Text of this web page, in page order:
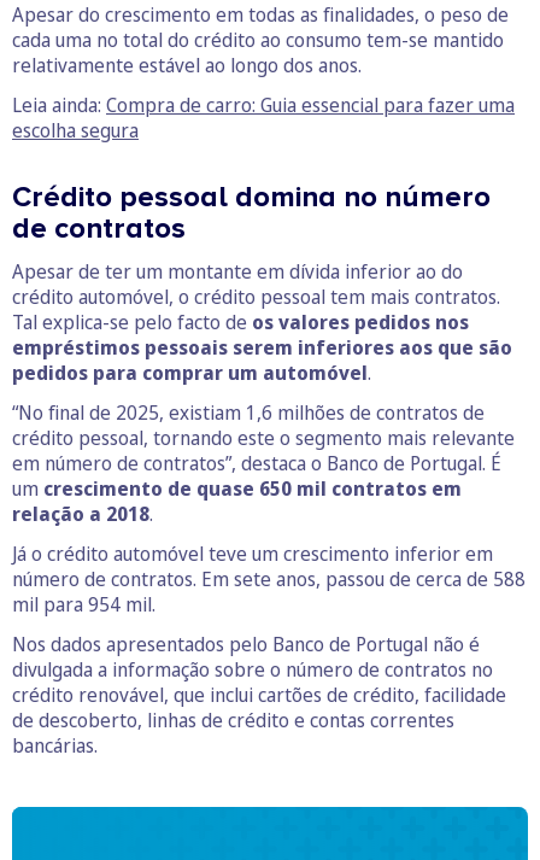
Apesar do crescimento em todas as finalidades, o peso de
cada uma no total do crédito ao consumo tem-se mantido
relativamente estável ao longo dos anos.
Leia ainda: Compra de carro: Guia essencial para fazer uma
escolha segura
Crédito pessoal domina no número
de contratos
Apesar de ter um montante em dívida inferior ao do
crédito automóvel, o crédito pessoal tem mais contratos.
Tal explica-se pelo facto de os valores pedidos nos
empréstimos pessoais serem inferiores aos que são
pedidos para comprar um automóvel.
“No final de 2025, existiam 1,6 milhões de contratos de
crédito pessoal, tornando este o segmento mais relevante
em número de contratos”, destaca o Banco de Portugal. É
um crescimento de quase 650 mil contratos em
relação a 2018.
Já o crédito automóvel teve um crescimento inferior em
número de contratos. Em sete anos, passou de cerca de 588
mil para 954 mil.
Nos dados apresentados pelo Banco de Portugal não é
divulgada a informação sobre o número de contratos no
crédito renovável, que inclui cartões de crédito, facilidade
de descoberto, linhas de crédito e contas correntes
bancárias.